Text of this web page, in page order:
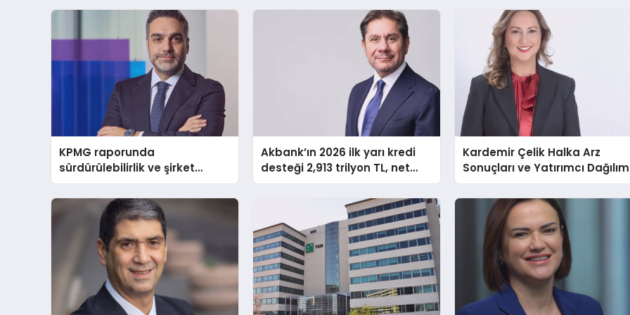
KPMG raporunda
sürdürülebilirlik ve şirket
değerleme açığı
Akbank’ın 2026 ilk yarı kredi
desteği 2,913 trilyon TL, net
kârı 34,333 milyar TL
Kardemir Çelik Halka Arz
Sonuçları ve Yatırımcı